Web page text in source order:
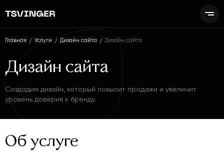
Главная Услуги Дизайн сайта Дизайн сайта
Дизайн сайта
Создадим дизайн, который повысит продажи и увеличит
уровень доверия к бренду.
Об услуге